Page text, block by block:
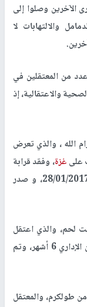
الآخرين وصلوا إلى
والالتهابات لا
من المعتقلين في
والاعتقالية، إذ
( 24 عاما) من رام الله ، والذي تعرض
غزة، وفقد قرابة
الـ30 كيلو جرام من وزنه. وقد اعتقل بتاريخ 28/01/2017، و صدر
( 30 عاما) من بيت لحم، والذي اعتقل
بتاريخ 09/05/2024، وصدر بحقه حكما بالسجن الإداري 6 أشهر، وتم
عيسى حولة ( 40 عاما) من طولكرم، والمعتقل